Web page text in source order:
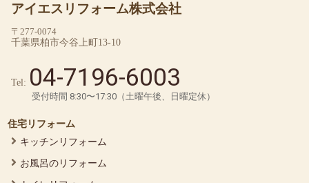
アイエスリフォーム株式会社
〒277-0074
千葉県柏市今谷上町13-10
Tel: 04-7196-6003
受付時間 8:30〜17:30（土曜午後、日曜定休）
住宅リフォーム
キッチンリフォーム
お風呂のリフォーム